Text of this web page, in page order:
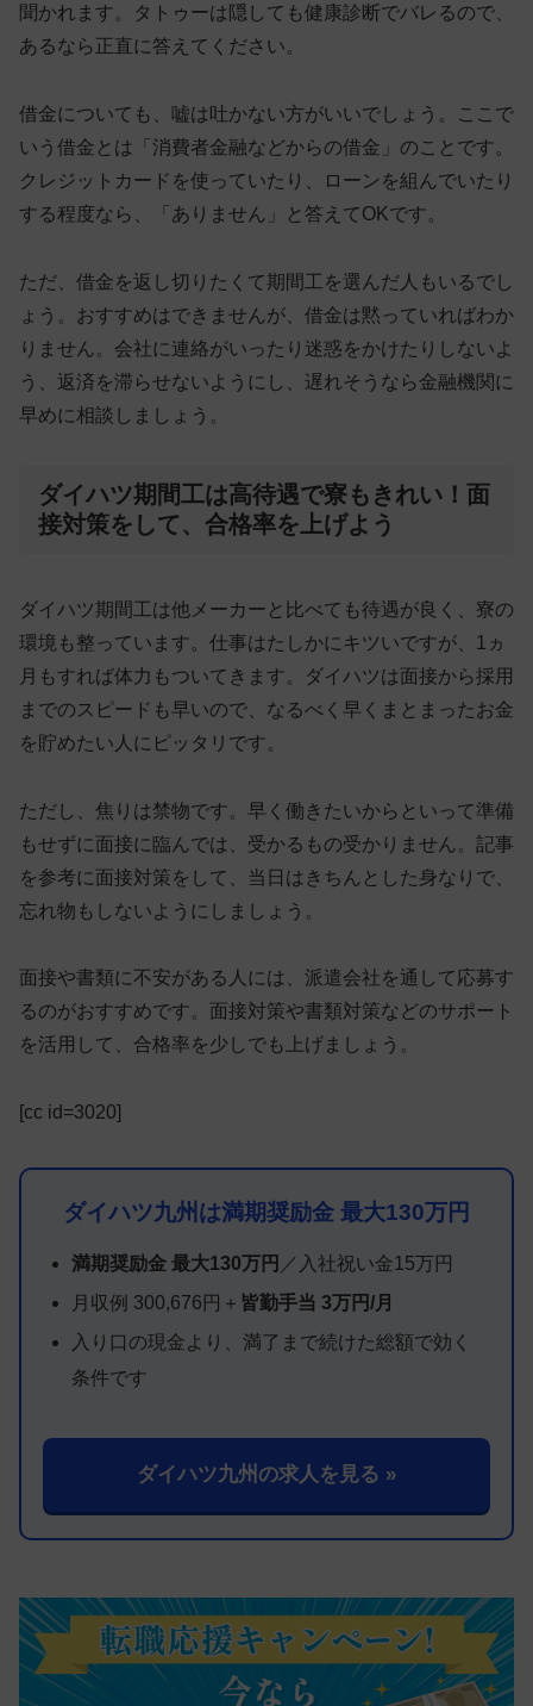
聞かれます。
タトゥーは隠しても健康診断でバレるので、
あるなら正直に答えてください。
借金についても、嘘は吐かない方がいいでしょう。ここで
いう借金とは「消費者金融などからの借金」のことです。
クレジットカードを使っていたり、ローンを組んでいたり
する程度なら、「ありません」と答えてOKです。
ただ、借金を返し切りたくて期間工を選んだ人もいるでし
ょう。おすすめはできませんが、借金は黙っていればわか
りません。会社に連絡がいったり迷惑をかけたりしないよ
う、返済を滞らせないようにし、遅れそうなら金融機関に
早めに相談しましょう。
ダイハツ期間工は高待遇で寮もきれい！面
接対策をして、合格率を上げよう
ダイハツ期間工は他メーカーと比べても待遇が良く、寮の
環境も整っています。仕事はたしかにキツいですが、1ヵ
月もすれば体力もついてきます。
ダイハツは面接から採用
までのスピードも早いので、なるべく早くまとまったお金
を貯めたい人にピッタリ です。
ただし、焦りは禁物です。早く働きたいからといって準備
もせずに面接に臨んでは、受かるもの受かりません。記事
を参考に面接対策をして、当日はきちんとした身なりで、
忘れ物もしないようにしましょう。
面接や書類に不安がある人には、派遣会社を通して応募す
るのがおすすめです。面接対策や書類対策などのサポート
を活用して、合格率を少しでも上げましょう。
[cc id=3020]
ダイハツ九州は満期奨励金 最大130万円
満期奨励金 最大130万円 ／入社祝い金15万円
月収例 300,676円＋ 皆勤手当 3万円/月
入り口の現金より、満了まで続けた総額で効く
条件です
ダイハツ九州の求人を見る »